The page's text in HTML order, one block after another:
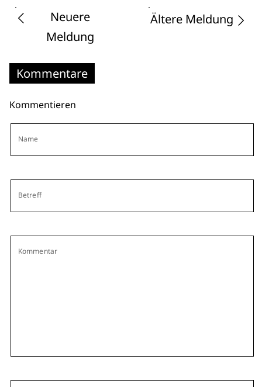
Neuere
Meldung
Ältere Meldung
Kommentare
Kommentieren
Name
Betreff
Kommentar